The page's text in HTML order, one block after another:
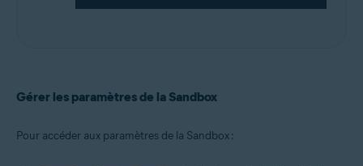
Gérer les paramètres de la Sandbox
Pour accéder aux paramètres de la Sandbox :